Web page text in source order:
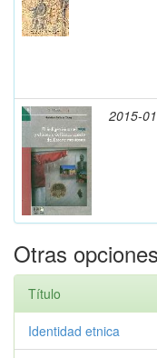
2015-01
Otras
Título
Identidad etnica